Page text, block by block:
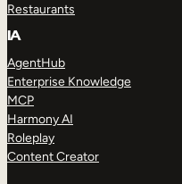
Restaurants
IA
AgentHub
Enterprise Knowledge
MCP
Harmony AI
Roleplay
Content Creator